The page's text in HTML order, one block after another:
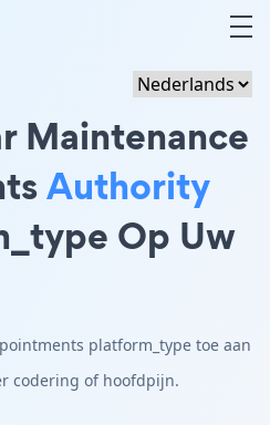
Maintenance
Authority
Op Uw
platform_type toe aan
codering of hoofdpijn.